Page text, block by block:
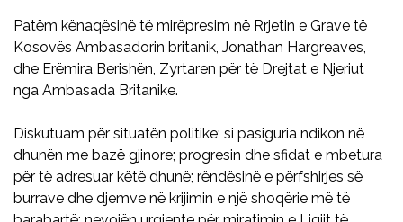
Patëm kënaqësinë të mirëpresim në Rrjetin e Grave të
Kosovës Ambasadorin britanik, Jonathan Hargreaves,
dhe Erëmira Berishën, Zyrtaren për të Drejtat e Njeriut
nga Ambasada Britanike.
Diskutuam për situatën politike; si pasiguria ndikon në
dhunën me bazë gjinore; progresin dhe sfidat e mbetura
për të adresuar këtë dhunë; rëndësinë e përfshirjes së
burrave dhe djemve në krijimin e një shoqërie më të